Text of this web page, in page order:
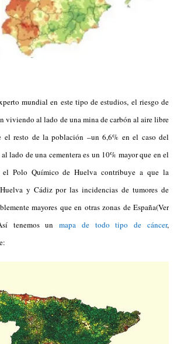
mundial en este tipo de estudios, el riesgo de
viviendo al lado de una mina de carbón al aire libre
el resto de la población –un 6,6% en el caso del
lado de una cementera es un 10% mayor que en el
Polo Químico de Huelva contribuye a que la
y Cádiz por las incidencias de tumores de
mayores que en otras zonas de España(Ver
tenemos unmapa de todo tipo de cáncer,